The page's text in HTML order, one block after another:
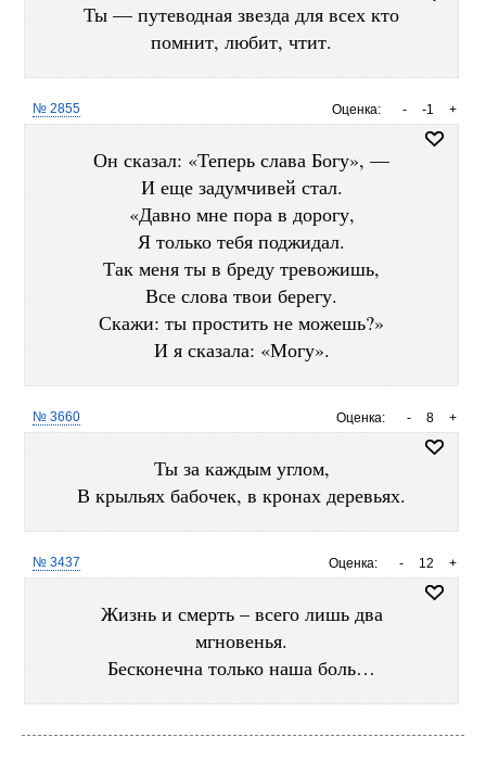
Ты — путеводная звезда для всех кто
помнит, любит, чтит.
Оценка: +
-1
-
№ 2855
Он сказал: «Теперь слава Богу», —
И еще задумчивей стал.
«Давно мне пора в дорогу,
Я только тебя поджидал.
Так меня ты в бреду тревожишь,
Все слова твои берегу.
Скажи: ты простить не можешь?»
И я сказала: «Могу».
Оценка: +
8
-
№ 3660
Ты за каждым углом,
В крыльях бабочек, в кронах деревьях.
Оценка: +
12
-
№ 3437
Жизнь и смерть – всего лишь два
мгновенья.
Бесконечна только наша боль…